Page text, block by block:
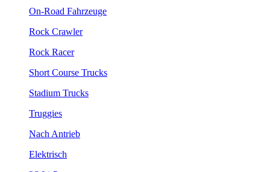
On-Road Fahrzeuge
Rock Crawler
Rock Racer
Short Course Trucks
Stadium Trucks
Truggies
Nach Antrieb
Elektrisch